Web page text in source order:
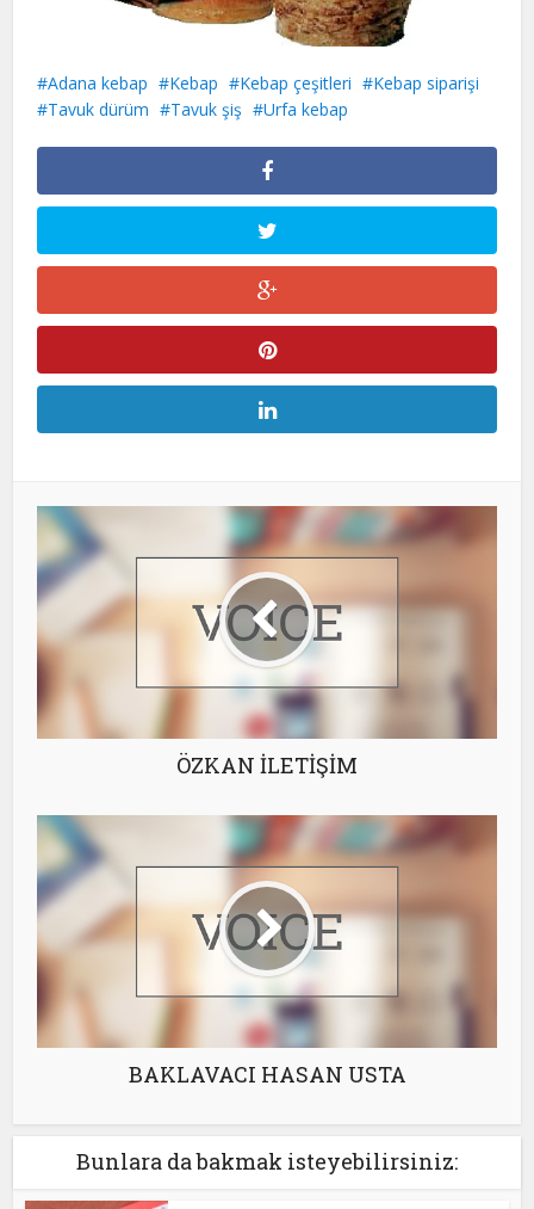
Adana kebap Kebap Kebap çeşitleri
Kebap siparişi
Tavuk dürüm
Tavuk şiş Urfa kebap
ÖZKAN İLETİŞİM
BAKLAVACI HASAN USTA
Bunlara da bakmak isteyebilirsiniz: